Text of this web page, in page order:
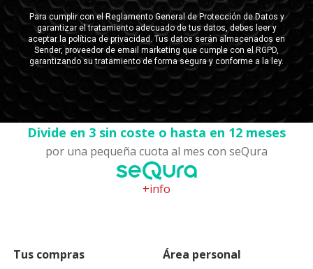
Divide en 3 sin coste o hasta en 12 meses
por una pequeña cuota al mes con seQura
+info
Tus compras Área personal